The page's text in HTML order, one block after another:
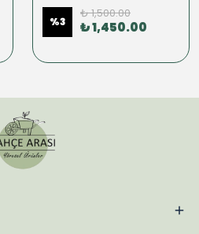
%3
₺ 1,500.00
₺ 1,450.00